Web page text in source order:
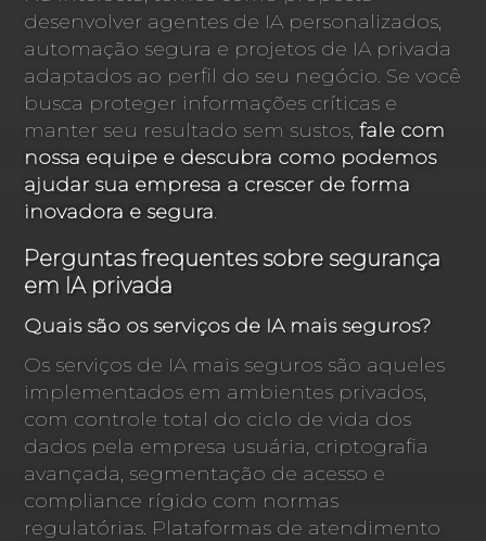
desenvolver agentes de IA personalizados,
automação segura e projetos de IA privada
adaptados ao perfil do seu negócio. Se você
busca proteger informações críticas e
manter seu resultado sem sustos,fale com
nossa equipe e descubra como podemos
ajudar sua empresa a crescer de forma
inovadora e segura.
Perguntas frequentes sobre segurança
em IA privada
Quais são os serviços de IA mais seguros?
Os serviços de IA mais seguros são aqueles
implementados em ambientes privados,
com controle total do ciclo de vida dos
dados pela empresa usuária, criptografia
avançada, segmentação de acesso e
compliance rígido com normas
regulatórias. Plataformas de atendimento